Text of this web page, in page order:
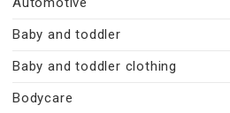
Baby and toddler
Baby and toddler clothing
Bodycare